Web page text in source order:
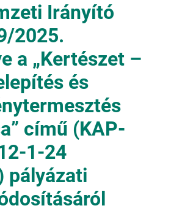
Irányító
2025.
a „Kertészet –
és
című (KAP-
1-24
pályázati